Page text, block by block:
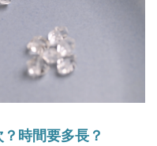
時間要多長？